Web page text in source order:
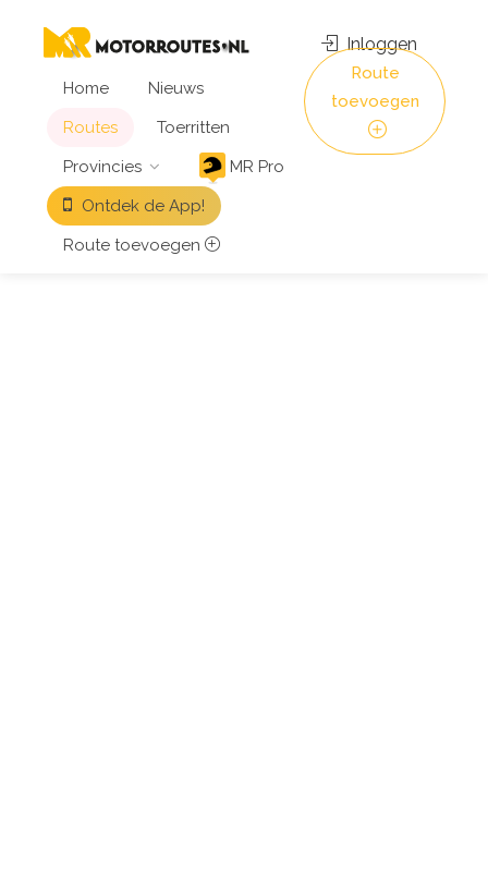
Home
Nieuws
Routes
Toerritten
Provincies
MR Pro
Ontdek de App!
Route toevoegen
Inloggen
Route
toevoegen